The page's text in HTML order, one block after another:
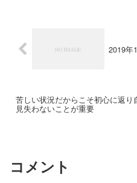
2019年
苦しい状況だからこそ初心に返り
見失わないことが重要
コメント